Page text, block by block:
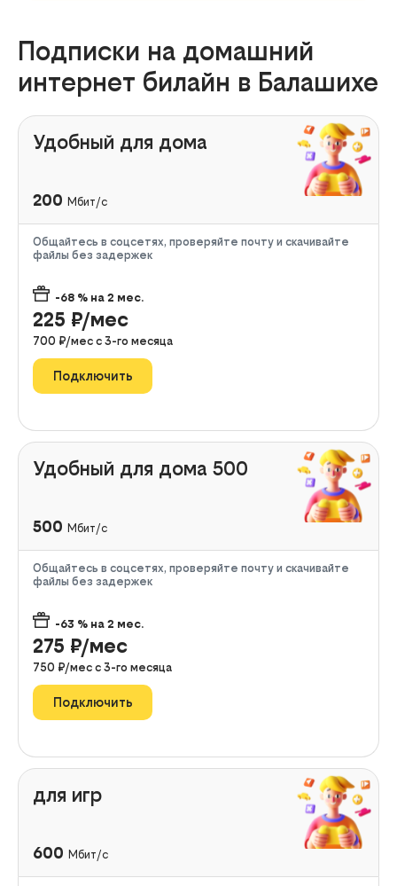
Подписки на домашний
интернет билайн в Балашихе
Удобный для дома
200 Мбит/с
Общайтесь в соцсетях, проверяйте почту и скачивайте
файлы без задержек
-68 % на 2 мес.
225 ₽/мес
700 ₽/мес с 3-го месяца
Подключить
Удобный для дома 500
500 Мбит/с
Общайтесь в соцсетях, проверяйте почту и скачивайте
файлы без задержек
-63 % на 2 мес.
275 ₽/мес
750 ₽/мес с 3-го месяца
Подключить
для игр
600 Мбит/с